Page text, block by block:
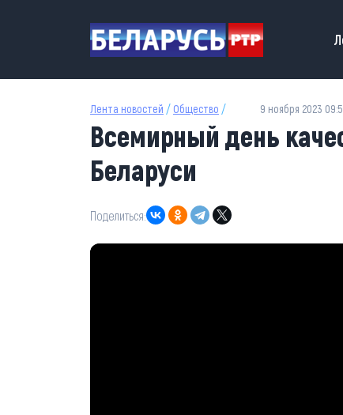
Лента новостей / Общество / 9 ноября 2023
Всемирный день
Беларуси
Поделиться: